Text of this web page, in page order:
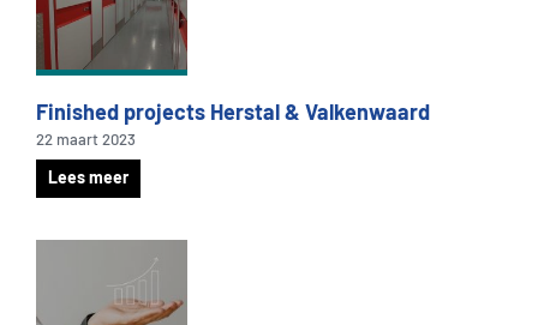
Finished projects Herstal & Valkenwaard
22 maart 2023
Lees meer